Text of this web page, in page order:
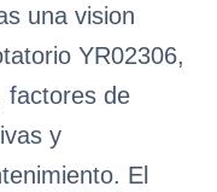
una vision
YR02306,
factores de
y
El